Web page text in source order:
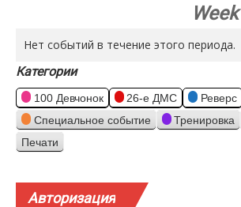
Нет событий в течение этого периода.
Категории
100 Девчонок 26-е ДМС
Реверс
Специальное событие
Тренировка
Просмотр
Печати
Авторизация